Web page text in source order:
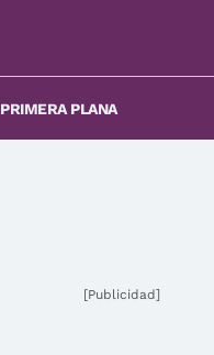
PRIMERA PLANA
[Publicidad]